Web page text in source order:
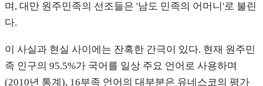
며, 대만 원주민족의 선조들은 '남도 민족의 어머니'로 불린
다.
이 사실과 현실 사이에는 잔혹한 간극이 있다. 현재 원주민
족 인구의 95.5%가 국어를 일상 주요 언어로 사용하며
(2010년 통계), 16부족 언어의 대부분은 유네스코의 평가